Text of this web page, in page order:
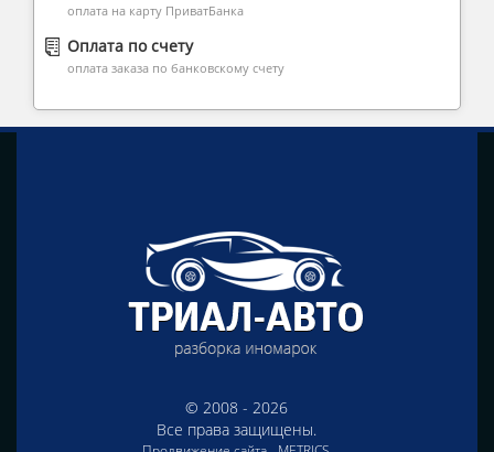
оплата на карту ПриватБанка
Оплата по счету
оплата заказа по банковскому счету
© 2008 - 2026
Все права защищены.